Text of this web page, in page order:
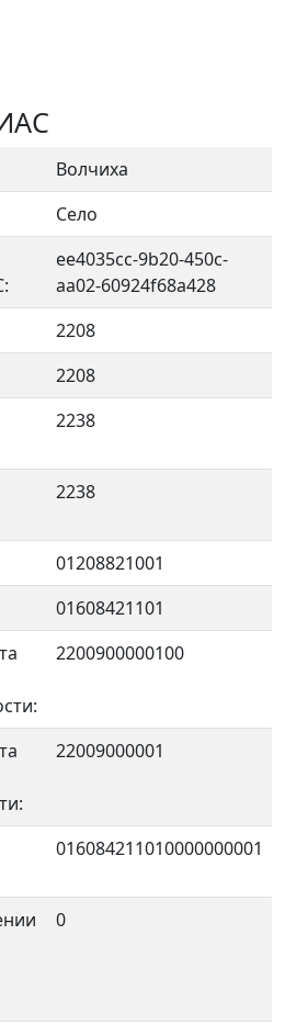
Волчиха
Село
ee4035cc-9b20-450c-
aa02-60924f68a428
2208
2208
2238
2238
01208821001
01608421101
2200900000100
22009000001
016084211010000000001
0